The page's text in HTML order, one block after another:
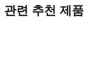
관련 추천 제품